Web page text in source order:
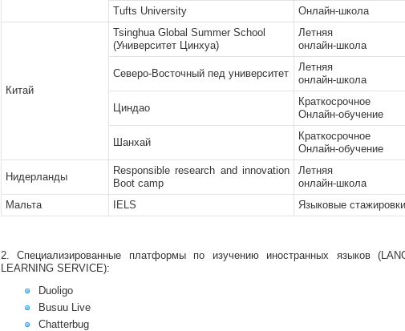
Tufts University
Онлайн-школа
Китай
Tsinghua Global Summer School
(Университет Цинхуа)
Летняя
онлайн-школа
Северо-Восточный пед университет
Летняя
онлайн-школа
Циндао
Краткосрочное
Онлайн-обучение
Шанхай
Краткосрочное
Онлайн-обучение
Нидерланды
Responsible research and innovation
Boot camp
Летняя
онлайн-школа
Мальта
IELS Языковые стажировки
2. Специализированные платформы по изучению иностранных языков
LEARNING SERVICE):
Duoligo
Busuu Live
Chatterbug